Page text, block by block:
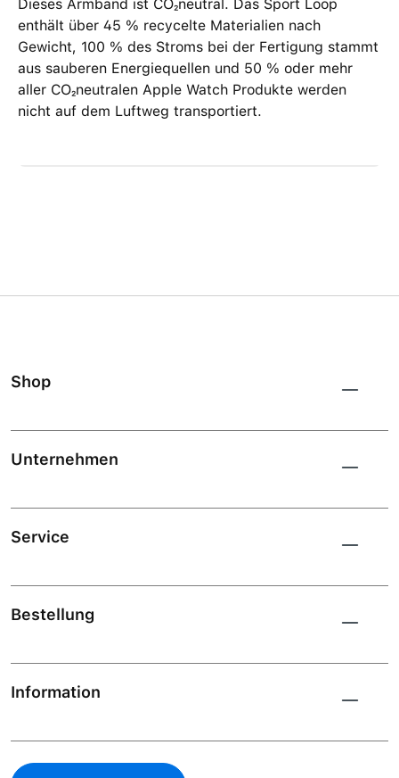
Dieses Armband ist CO₂neutral. Das Sport Loop
enthält über 45 % recycelte Materialien nach
Gewicht, 100 % des Stroms bei der Fertigung stammt
aus sauberen Energie­quellen und 50 % oder mehr
aller CO₂neutralen Apple Watch Produkte werden
nicht auf dem Luftweg transportiert.
Shop
Unternehmen
Service
Bestellung
Information